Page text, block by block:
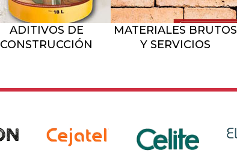
ADITIVOS DE
CONSTRUCCIÓN
MATERIALES BRUTOS
Y SERVICIOS